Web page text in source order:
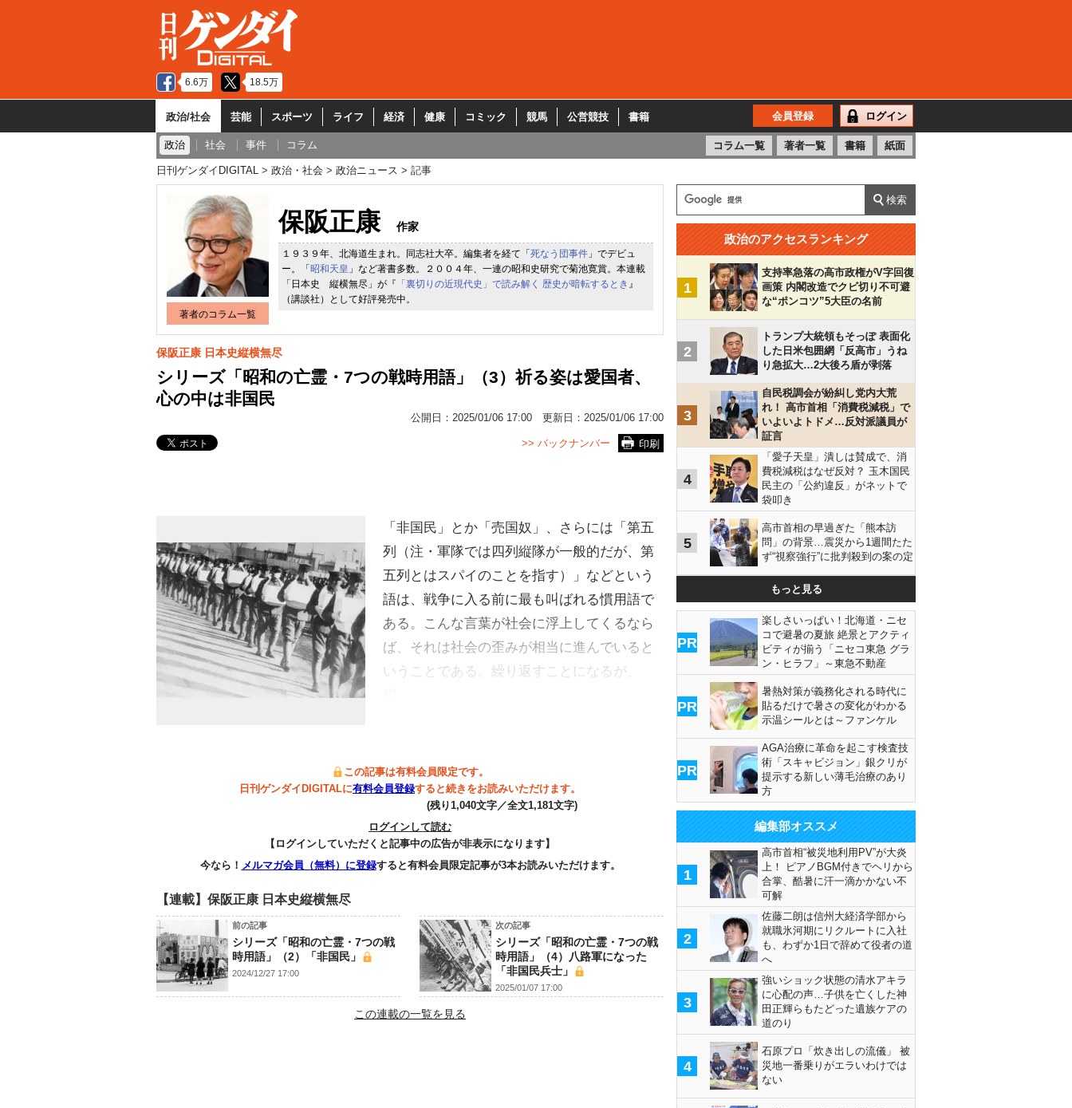
6.6万 18.5万
政治/社会 芸能 スポーツ ライフ 経済 健康 コミック 競馬 公営競技 書籍 会員登録 ログイン
政治 社会 事件 コラム コラム一覧 著者一覧 書籍 紙面
日刊ゲンダイDIGITAL 政治・社会 政治ニュース 記事
著者のコラム一覧
保阪正康 作家
１９３９年、北海道生まれ。同志社大卒。編集者を経て「 死なう団事件 」でデビュ
ー。「 昭和天皇 」など著書多数。２００４年、一連の昭和史研究で菊池寛賞。本連載
「日本史 縦横無尽」が『 「裏切りの近現代史」で読み解く 歴史が暗転するとき 』
（講談社）として好評発売中。
保阪正康 日本史縦横無尽
シリーズ「昭和の亡霊・7つの戦時用語」（3）祈る姿は愛国者、
心の中は非国民
公開日： 2025/01/06 17:00 更新日： 2025/01/06 17:00
印刷
>> バックナンバー
「非国民」とか「売国奴」、さらには「第五
列（注・軍隊では四列縦隊が一般的だが、第
五列とはスパイのことを指す）」などという
語は、戦争に入る前に最も叫ばれる慣用語で
ある。こんな言葉が社会に浮上してくるなら
ば、それは社会の歪みが相当に進んでいると
いうことである。繰り返すことになるが、
この記事は有料会員限定です。
日刊ゲンダイDIGITALに有料会員登録すると続きをお読みいただけます。
(残り1,040文字／全文1,181文字)
ログインして読む
【ログインしていただくと記事中の広告が非表示になります】
今なら！ メルマガ会員（無料）に登録すると有料会員限定記事が3本お読みいただけます。
【連載】保阪正康 日本史縦横無尽
前の記事
シリーズ「昭和の亡霊・7つの戦
時用語」（2）「非国民」
2024/12/27 17:00
次の記事
シリーズ「昭和の亡霊・7つの戦
時用語」（4）八路軍になった
「非国民兵士」
2025/01/07 17:00
この連載の一覧を見る
政治のアクセスランキング
1
支持率急落の高市政権がV字回復
画策 内閣改造でクビ切り不可避
な“ポンコツ”5大臣の名前
2
トランプ大統領もそっぽ 表面化
した日米包囲網「反高市」うね
り急拡大…2大後ろ盾が剥落
3
自民税調会が紛糾し党内大荒
れ！ 高市首相「消費税減税」で
いよいよトドメ…反対派議員が
証言
4
「愛子天皇」潰しは賛成で、消
費税減税はなぜ反対？ 玉木国民
民主の「公約違反」がネットで
袋叩き
5
高市首相の早過ぎた「熊本訪
問」の背景…震災から1週間たた
ず“視察強行”に批判殺到の案の定
もっと見る
PR
楽しさいっぱい！北海道・ニセ
コで避暑の夏旅 絶景とアクティ
ビティが揃う「ニセコ東急 グラ
ン・ヒラフ」～東急不動産
PR
暑熱対策が義務化される時代に
貼るだけで暑さの変化がわかる
示温シールとは～ファンケル
PR
AGA治療に革命を起こす検査技
術「スキャビジョン」銀クリが
提示する新しい薄毛治療のあり
方
編集部オススメ
1
高市首相“被災地利用PV”が大炎
上！ ピアノBGM付きでヘリから
合掌、酷暑に汗一滴かかない不
可解
2
佐藤二朗は信州大経済学部から
就職氷河期にリクルートに入社
も、わずか1日で辞めて役者の道
へ
3
強いショック状態の清水アキラ
に心配の声…子供を亡くした神
田正輝らもたどった遺族ケアの
道のり
4
石原プロ「炊き出しの流儀」 被
災地一番乗りがエラいわけでは
ない